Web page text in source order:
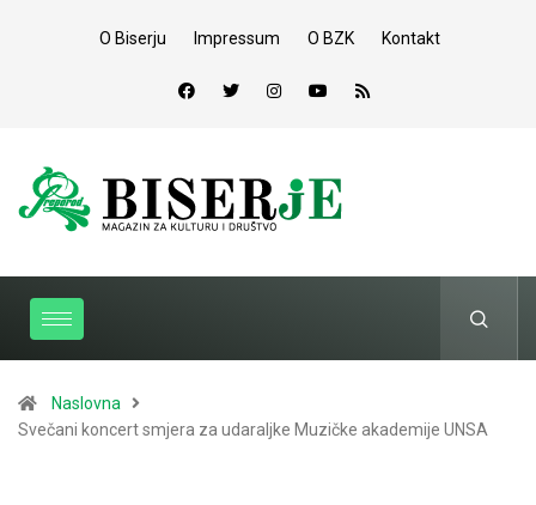
O Biserju Impressum O BZK Kontakt
Naslovna
Svečani koncert smjera za udaraljke Muzičke akademije UNSA